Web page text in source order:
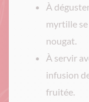
À
myrtille
nougat.
À servir
infusion
fruitée.